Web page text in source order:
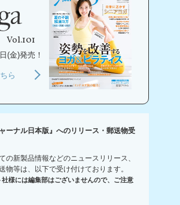
Vol.101
(金)発売！
ら
ーナル日本版』へのリリース・郵送物受
の新製品情報などのニュースリリース、
物等は、以下で受け付けております。
様には編集部はございませんので、ご注意